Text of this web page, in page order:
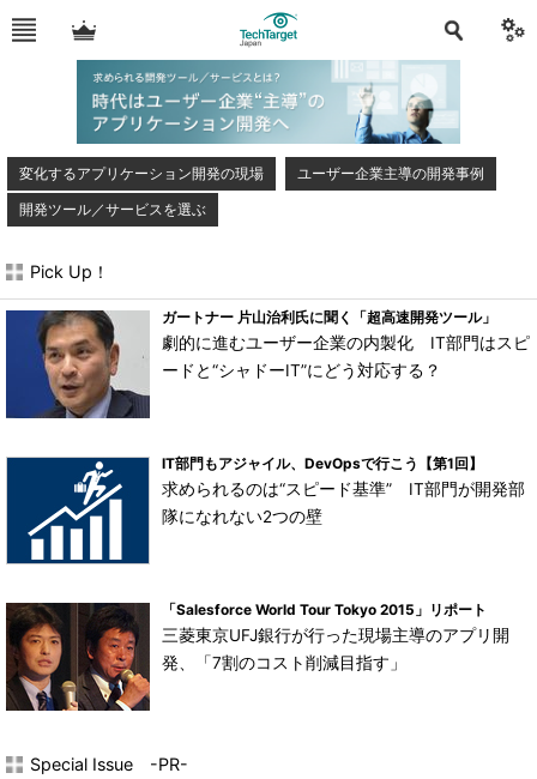
変化するアプリケーション開発の現場
ユーザー企業主導の開発事例
開発ツール／サービスを選ぶ
Pick Up！
ガートナー 片山治利氏に聞く「超高速開発ツール」
劇的に進むユーザー企業の内製化 IT部門はスピ
ードと“シャドーIT”にどう対応する？
IT部門もアジャイル、DevOpsで行こう【第1回】
求められるのは“スピード基準” IT部門が開発部
隊になれない2つの壁
「Salesforce World Tour Tokyo 2015」リポート
三菱東京UFJ銀行が行った現場主導のアプリ開
発、「7割のコスト削減目指す」
Special Issue -PR-